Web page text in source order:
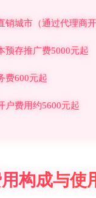
销城市（通过代理商开
预存推广费5000元起
费600元起
户费用约5600元起
构成与使